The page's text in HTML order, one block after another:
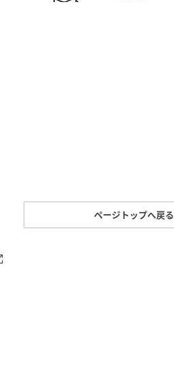
ページトップへ戻る